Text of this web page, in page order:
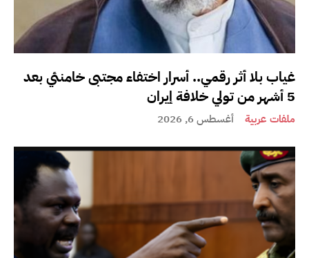
غياب بلا أثر رقمي.. أسرار اختفاء مجتبى خامنئي بعد
5 أشهر من تولي خلافة إيران
ملفات عربية أغسطس 6, 2026